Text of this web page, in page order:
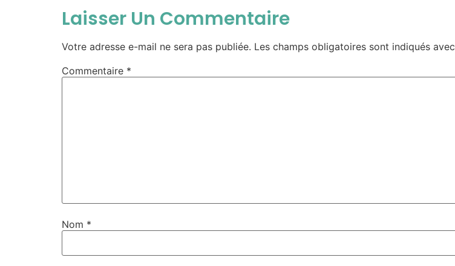
Laisser Un Commentaire
Votre adresse e-mail ne sera pas publiée. Les champs obligatoires sont indiqués avec
Commentaire *
Nom *